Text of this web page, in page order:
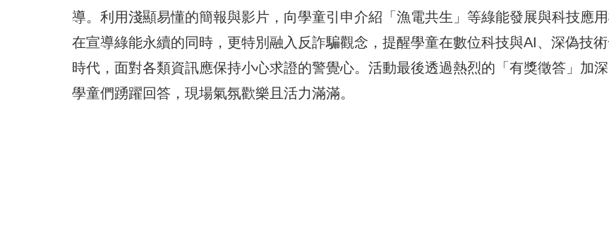
導。利用淺顯易懂的簡報與影片，向學童引申介紹「漁電共生」等綠能發展與科技應用
在宣導綠能永續的同時，更特別融入反詐騙觀念，提醒學童在數位科技與AI、深偽技
時代，面對各類資訊應保持小心求證的警覺心。活動最後透過熱烈的「有獎徵答」加深
學童們踴躍回答，現場氣氛歡樂且活力滿滿。